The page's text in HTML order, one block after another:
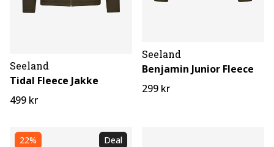
Seeland
Tidal Fleece Jakke
499 kr
Seeland
Benjamin Junior Fleece
299 kr
22% Deal